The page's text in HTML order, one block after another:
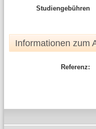
Studiengebühren
Informationen zum
Referenz: